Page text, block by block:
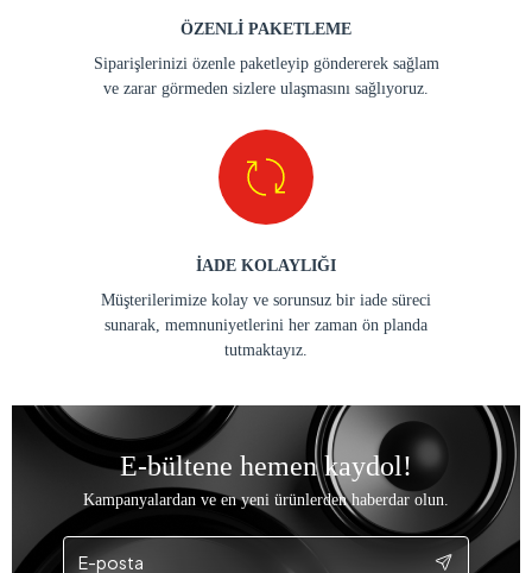
ÖZENLİ PAKETLEME
Siparişlerinizi özenle paketleyip göndererek sağlam
ve zarar görmeden sizlere ulaşmasını sağlıyoruz.
İADE KOLAYLIĞI
Müşterilerimize kolay ve sorunsuz bir iade süreci
sunarak, memnuniyetlerini her zaman ön planda
tutmaktayız.
E-bültene hemen kaydol!
Kampanyalardan ve en yeni ürünlerden haberdar olun.